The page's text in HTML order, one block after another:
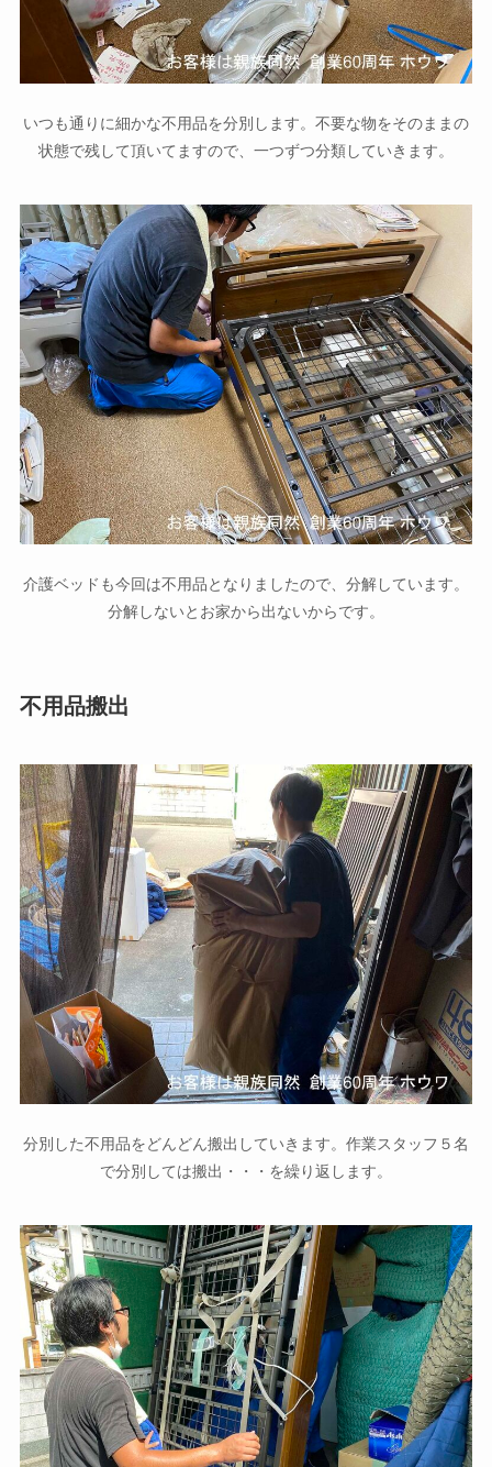
いつも通りに細かな不用品を分別します。不要な物をそのままの
状態で残して頂いてますので、一つずつ分類していきます。
介護ベッドも今回は不用品となりましたので、分解しています。
分解しないとお家から出ないからです。
不用品搬出
分別した不用品をどんどん搬出していきます。作業スタッフ５名
で分別しては搬出・・・を繰り返します。